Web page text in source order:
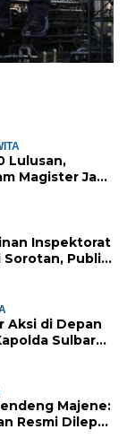
Lulusan,
Magister Jadi
Inspektorat
Sorotan, Publik
Aksi di Depan
Sulbar
Majene:
Resmi Dilepas